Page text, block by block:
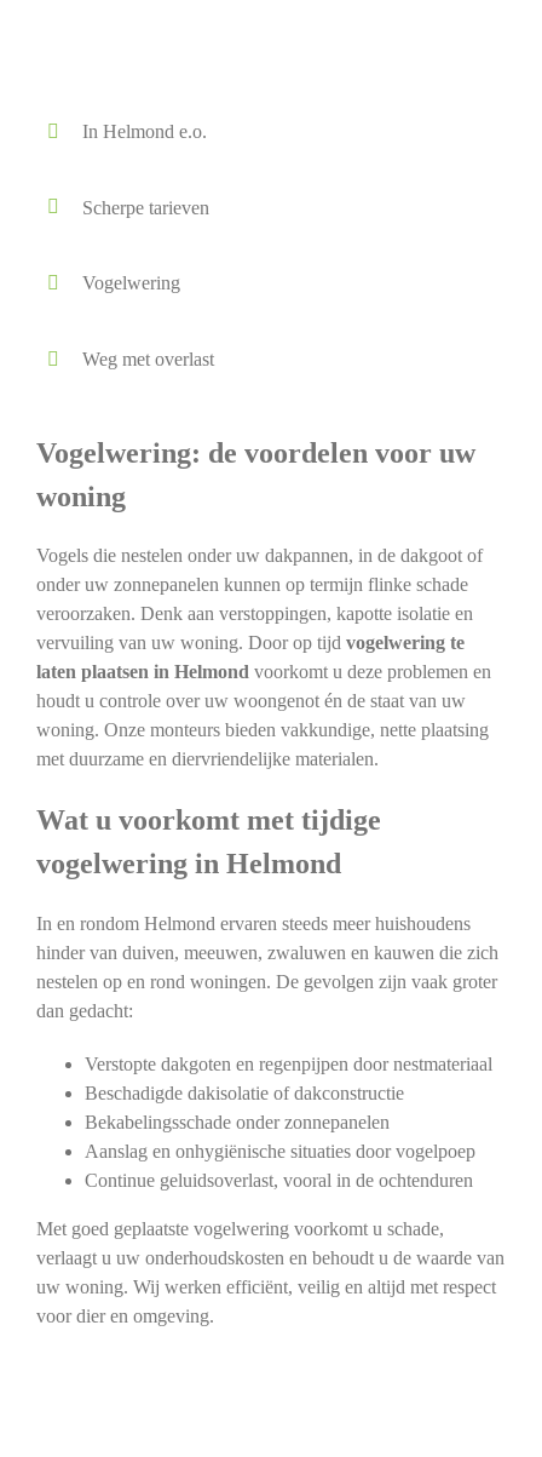
In Helmond e.o.
Scherpe tarieven
Vogelwering
Weg met overlast
Vogelwering: de voordelen voor uw
woning
Vogels die nestelen onder uw dakpannen, in de dakgoot of
onder uw zonnepanelen kunnen op termijn flinke schade
veroorzaken. Denk aan verstoppingen, kapotte isolatie en
vervuiling van uw woning. Door op tijd vogelwering te
laten plaatsen in Helmondvoorkomt u deze problemen en
houdt u controle over uw woongenot én de staat van uw
woning. Onze monteurs bieden vakkundige, nette plaatsing
met duurzame en diervriendelijke materialen.
Wat u voorkomt met tijdige
vogelwering in Helmond
In en rondom Helmond ervaren steeds meer huishoudens
hinder van duiven, meeuwen, zwaluwen en kauwen die zich
nestelen op en rond woningen. De gevolgen zijn vaak groter
dan gedacht:
Verstopte dakgoten en regenpijpen door nestmateriaal
Beschadigde dakisolatie of dakconstructie
Bekabelingsschade onder zonnepanelen
Aanslag en onhygiënische situaties door vogelpoep
Continue geluidsoverlast, vooral in de ochtenduren
Met goed geplaatste vogelwering voorkomt u schade,
verlaagt u uw onderhoudskosten en behoudt u de waarde van
uw woning. Wij werken efficiënt, veilig en altijd met respect
voor dier en omgeving.